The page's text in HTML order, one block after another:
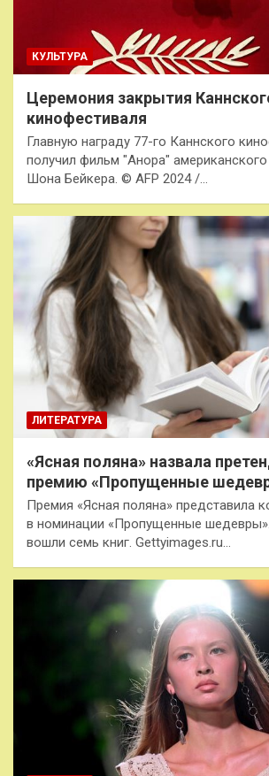
КУЛЬТУРА
Церемония закрытия
кинофестиваля
Главную награду 77-го Каннского
получил фильм "Анора"
Шона Бейкера. © AFP 2024 /…
ЛИТЕРАТУРА
«Ясная поляна» назвала
премию «Пропущенные
Премия «Ясная поляна» представила
в номинации «Пропущенные
вошли семь книг. Gettyimages.ru…